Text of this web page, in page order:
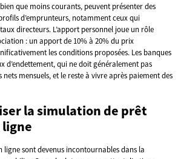
que moins courants, peuvent présenter des
d’emprunteurs, notamment ceux qui
directeurs. L’apport personnel joue un rôle
: un apport de 10% à 20% du prix
les conditions proposées. Les banques
d’endettement, qui ne doit généralement pas
nets mensuels, et le reste à vivre après paiement des
la simulation de prêt
ligne sont devenus incontournables dans la